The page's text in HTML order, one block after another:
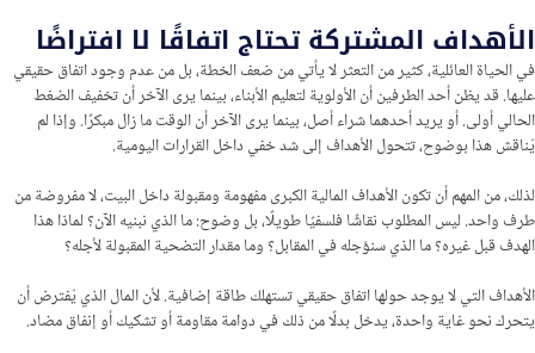
الأهداف المشتركة تحتاج اتفاقًا لا افتراضًا
في الحياة العائلية، كثير من التعثر لا يأتي من ضعف الخطة، بل من عدم وجود اتفاق حقيقي
عليها. قد يظن أحد الطرفين أن الأولوية لتعليم الأبناء، بينما يرى الآخر أن تخفيف الضغط
الحالي أولى. أو يريد أحدهما شراء أصل، بينما يرى الآخر أن الوقت ما زال مبكرًا. وإذا لم
يُناقش هذا بوضوح، تتحول الأهداف إلى شد خفي داخل القرارات اليومية.
لذلك، من المهم أن تكون الأهداف المالية الكبرى مفهومة ومقبولة داخل البيت، لا مفروضة من
طرف واحد. ليس المطلوب نقاشًا فلسفيًا طويلًا، بل وضوح: ما الذي نبنيه الآن؟ لماذا هذا
الهدف قبل غيره؟ ما الذي سنؤجله في المقابل؟ وما مقدار التضحية المقبولة لأجله؟
الأهداف التي لا يوجد حولها اتفاق حقيقي تستهلك طاقة إضافية. لأن المال الذي يُفترض أن
يتحرك نحو غاية واحدة، يدخل بدلًا من ذلك في دوامة مقاومة أو تشكيك أو إنفاق مضاد.